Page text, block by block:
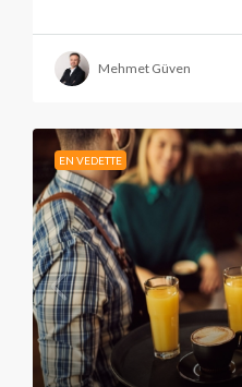
Mehmet Güven
EN VEDETTE